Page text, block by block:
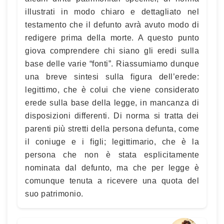
illustrati in modo chiaro e dettagliato nel
testamento che il defunto avrà avuto modo di
redigere prima della morte. A questo punto
giova comprendere chi siano gli eredi sulla
base delle varie “fonti”. Riassumiamo dunque
una breve sintesi sulla figura dell’erede:
legittimo, che è colui che viene considerato
erede sulla base della legge, in mancanza di
disposizioni differenti. Di norma si tratta dei
parenti più stretti della persona defunta, come
il coniuge e i figli; legittimario, che è la
persona che non è stata esplicitamente
nominata dal defunto, ma che per legge è
comunque tenuta a ricevere una quota del
suo patrimonio.